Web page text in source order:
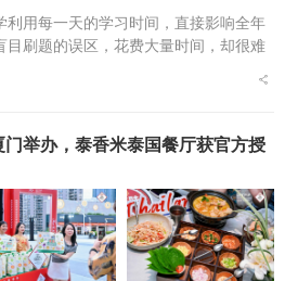
利用每一天的学习时间，直接影响全年
目刷题的误区，花费大量时间，却很难
是复读提分的基础。合理的复读学习
举办，泰香米泰国餐厅获官方授